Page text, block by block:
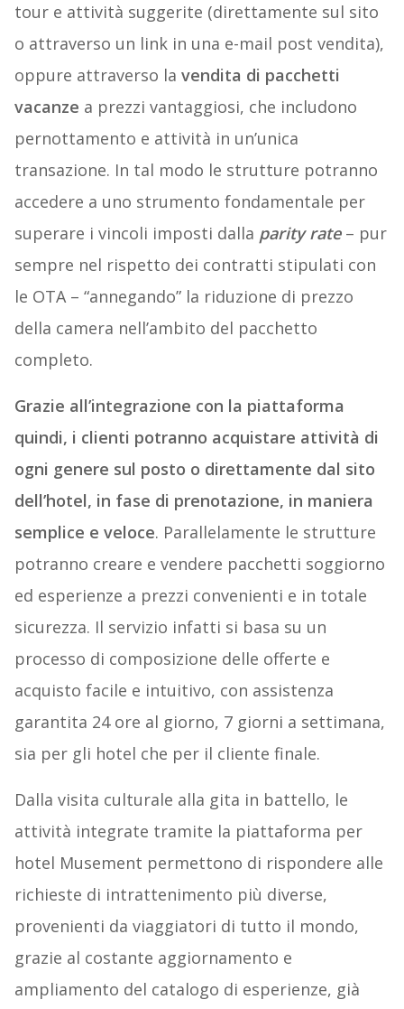
tour e attività suggerite (direttamente sul sito
o attraverso un link in una e-mail post vendita),
oppure attraverso la vendita di pacchetti
vacanze a prezzi vantaggiosi, che includono
pernottamento e attività in un’unica
transazione. In tal modo le strutture potranno
accedere a uno strumento fondamentale per
superare i vincoli imposti dalla parity rate – pur
sempre nel rispetto dei contratti stipulati con
le OTA – “annegando” la riduzione di prezzo
della camera nell’ambito del pacchetto
completo.
Grazie all’integrazione con la piattaforma
quindi, i clienti potranno acquistare attività di
ogni genere sul posto o direttamente dal sito
dell’hotel, in fase di prenotazione, in maniera
semplice e veloce. Parallelamente le strutture
potranno creare e vendere pacchetti soggiorno
ed esperienze a prezzi convenienti e in totale
sicurezza. Il servizio infatti si basa su un
processo di composizione delle offerte e
acquisto facile e intuitivo, con assistenza
garantita 24 ore al giorno, 7 giorni a settimana,
sia per gli hotel che per il cliente finale.
Dalla visita culturale alla gita in battello, le
attività integrate tramite la piattaforma per
hotel Musement permettono di rispondere alle
richieste di intrattenimento più diverse,
provenienti da viaggiatori di tutto il mondo,
grazie al costante aggiornamento e
ampliamento del catalogo di esperienze, già